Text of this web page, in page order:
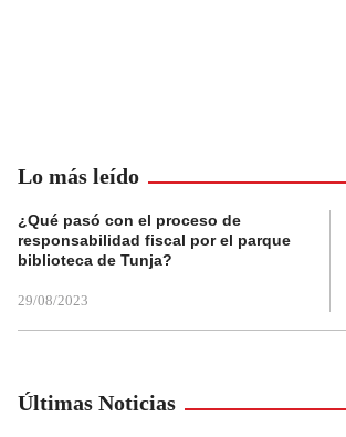
Lo más leído
¿Qué pasó con el proceso de
responsabilidad fiscal por el parque
biblioteca de Tunja?
29/08/2023
Últimas Noticias